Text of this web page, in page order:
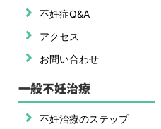
不妊症Q&A
アクセス
お問い合わせ
一般不妊治療
不妊治療のステップ